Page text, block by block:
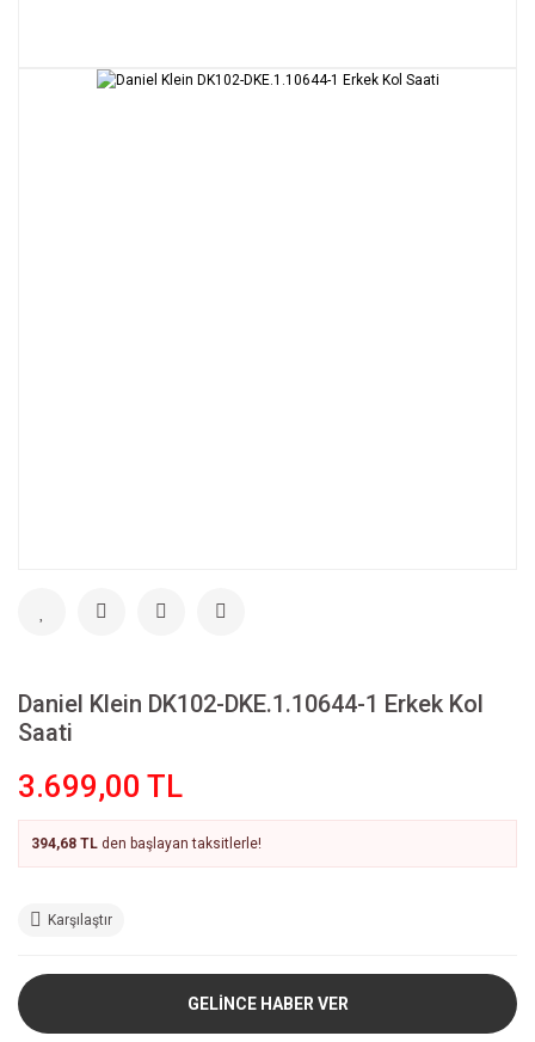
Daniel Klein DK102-DKE.1.10644-1 Erkek Kol
Saati
3.699,00 TL
394,68 TL den başlayan taksitlerle!
Karşılaştır
GELİNCE HABER VER